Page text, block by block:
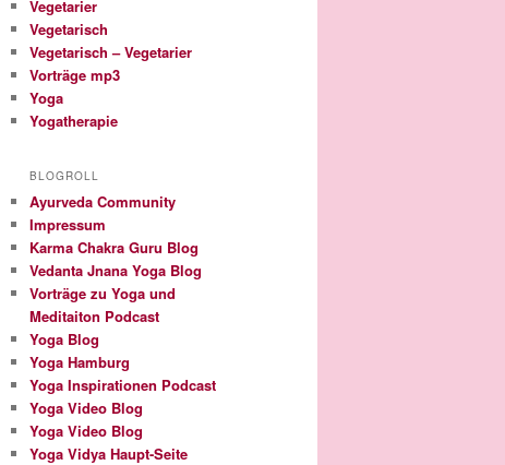
Vegetarier
Vegetarisch
Vegetarisch – Vegetarier
Vorträge mp3
Yoga
Yogatherapie
BLOGROLL
Ayurveda Community
Impressum
Karma Chakra Guru Blog
Vedanta Jnana Yoga Blog
Vorträge zu Yoga und
Meditaiton Podcast
Yoga Blog
Yoga Hamburg
Yoga Inspirationen Podcast
Yoga Video Blog
Yoga Video Blog
Yoga Vidya Haupt-Seite